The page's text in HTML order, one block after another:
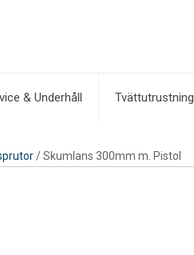
& Underhåll Tvättutrustning
/ Skumlans 300mm m. Pistol